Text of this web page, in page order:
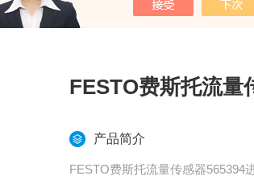
FESTO费斯托流量
产品简介
FESTO费斯托流量传感器565394